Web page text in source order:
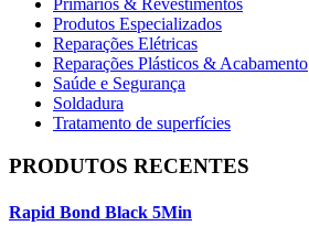
Primários & Revestimentos
Produtos Especializados
Reparações Elétricas
Reparações Plásticos & Acabamento
Saúde e Segurança
Soldadura
Tratamento de superfícies
PRODUTOS RECENTES
Rapid Bond Black 5Min